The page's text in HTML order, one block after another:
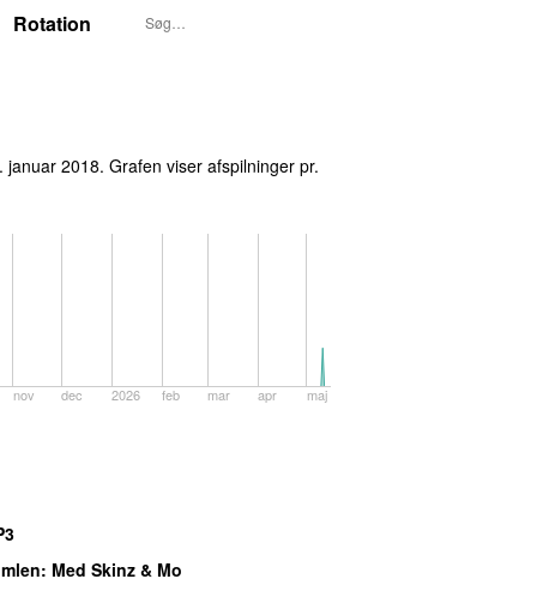
Rotation
januar 2018. Grafen viser afspilninger pr.
nov dec 2026 feb mar apr maj
: Med Skinz & Mo